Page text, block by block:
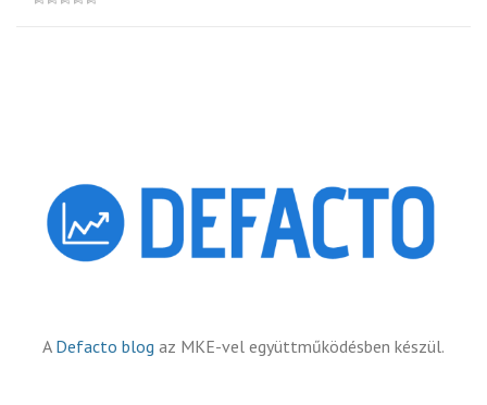
A Defacto blog az MKE-vel együttműködésben készül.